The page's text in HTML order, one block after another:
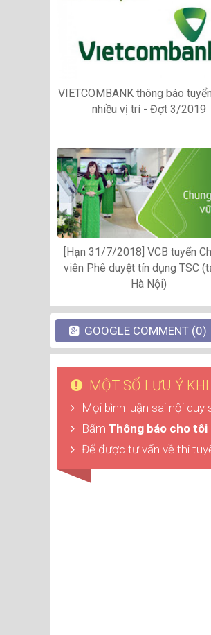
VIETCOMBANK thông báo
nhiều vị trí - Đợt 3/2019
[Hạn 31/7/2018] VCB tuyển
viên Phê duyệt tín dụng TSC
Hà Nội)
GOOGLE COMMENT (0)
MỘT SỐ LƯU Ý
Mọi bình luận sai nội
Bấm Thông báo cho tôi
Để được tư vấn về thi